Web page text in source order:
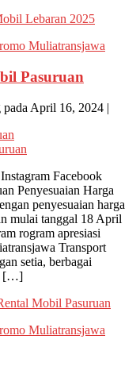
Lebaran 2025
Muliatransjawa
Pasuruan
April 16, 2024 |
Facebook
Penyesuaian Harga
penyesuaian harga
mulai tanggal 18 April
rogram apresiasi
Transport
setia, berbagai
[…]
Mobil Pasuruan
Muliatransjawa